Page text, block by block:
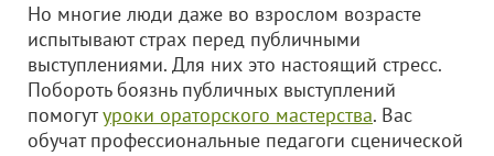
Но многие люди даже во взрослом возрасте
испытывают страх перед публичными
выступлениями. Для них это настоящий стресс.
Побороть боязнь публичных выступлений
помогутуроки ораторского мастерства. Вас
обучат профессиональные педагоги сценической